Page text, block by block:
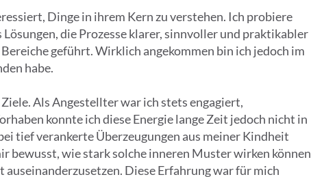
Dinge in ihrem Kern zu verstehen. Ich probiere
die Prozesse klarer, sinnvoller und praktikabler
geführt. Wirklich angekommen bin ich jedoch im
habe.
Als Angestellter war ich stets engagiert,
konnte ich diese Energie lange Zeit jedoch nicht in
tief verankerte Überzeugungen aus meiner Kindheit
bewusst, wie stark solche inneren Muster wirken können
Diese Erfahrung war für mich